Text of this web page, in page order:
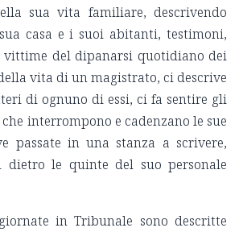
sua vita familiare, descrivendo
casa e i suoi abitanti, testimoni,
vittime del dipanarsi quotidiano dei
vita di un magistrato, ci descrive
di ognuno di essi, ci fa sentire gli
interrompono e cadenzano le sue
passate in una stanza a scrivere,
dietro le quinte del suo personale
in Tribunale sono descritte